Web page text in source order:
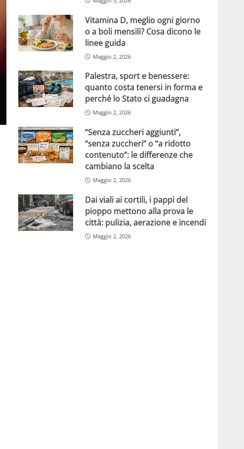
Vitamina D, meglio ogni giorno
o a boli mensili? Cosa dicono le
linee guida
Maggio 2, 2026
Palestra, sport e benessere:
quanto costa tenersi in forma e
perché lo Stato ci guadagna
Maggio 2, 2026
“Senza zuccheri aggiunti”,
“senza zuccheri” o “a ridotto
contenuto”: le differenze che
cambiano la scelta
Maggio 2, 2026
Dai viali ai cortili, i pappi del
pioppo mettono alla prova le
città: pulizia, aerazione e incendi
Maggio 2, 2026